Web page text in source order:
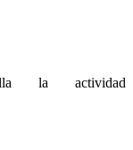
la actividad